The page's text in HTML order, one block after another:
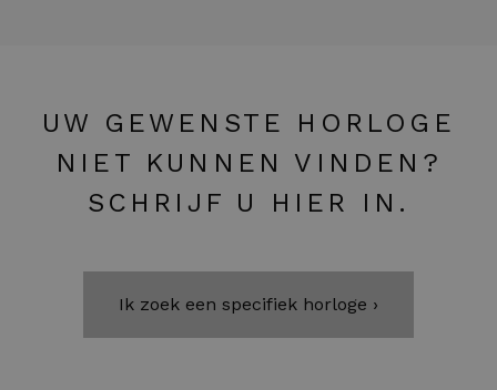
UW GEWENSTE HORLOGE
NIET KUNNEN VINDEN?
SCHRIJF U HIER IN.
Ik zoek een specifiek horloge ›